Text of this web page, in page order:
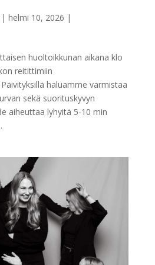
helmi 10, 2026 |
huoltoikkunan aikana klo
reitittimiin
haluamme varmistaa
sekä suorituskyvyn
aiheuttaa lyhyitä 5-10 min